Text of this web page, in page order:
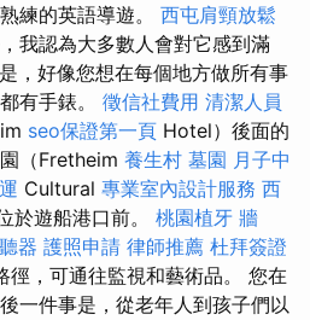
練的英語導遊。 西屯肩頸放鬆
我認為大多數人會對它感到滿
，好像您想在每個地方做所有事
有手錶。 徵信社費用 清潔人員
seo保證第一頁 Hotel）後面的
（Fretheim 養生村 墓園 月子中
Cultural 專業室內設計服務 西
於遊船港口前。 桃園植牙 牆
器 護照申請 律師推薦 杜拜簽證
徑，可通往監視和藝術品。 您在
一件事是，從老年人到孩子們以